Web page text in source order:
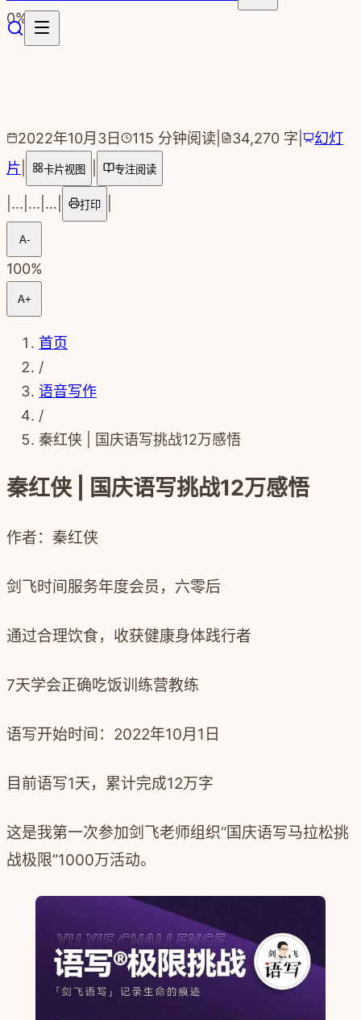
跳转到主要内容
0%
2022年10月3日 115 分钟阅读 34,270 字
幻灯
片
卡片视图 专注阅读
... ... ... 打印
A-
100%
A+
首页
/
语音写作
/
秦红侠 | 国庆语写挑战12万感悟
秦红侠 | 国庆语写挑战12万感悟
作者：秦红侠
剑飞时间服务年度会员，六零后
通过合理饮食，收获健康身体践行者
7天学会正确吃饭训练营教练
语写开始时间：2022年10月1日
目前语写1天，累计完成12万字
这是我第一次参加剑飞老师组织“国庆语写马拉松挑
战极限”1000万活动。